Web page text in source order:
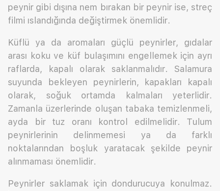
peynir gibi dışına nem bırakan bir peynir ise, streç
filmi ıslandığında değiştirmek önemlidir.
Küflü ya da aromaları güçlü peynirler, gıdalar
arası koku ve küf bulaşımını engellemek için ayrı
raflarda, kapalı olarak saklanmalıdır. Salamura
suyunda bekleyen peynirlerin, kapakları kapalı
olarak, soğuk ortamda kalmaları yeterlidir.
Zamanla üzerlerinde oluşan tabaka temizlenmeli,
ayda bir tuz oranı kontrol edilmelidir. Tulum
peynirlerinin delinmemesi ya da farklı
noktalarından boşluk yaratacak şekilde peynir
alınmaması önemlidir.
Peynirler saklamak için dondurucuya konulmaz.